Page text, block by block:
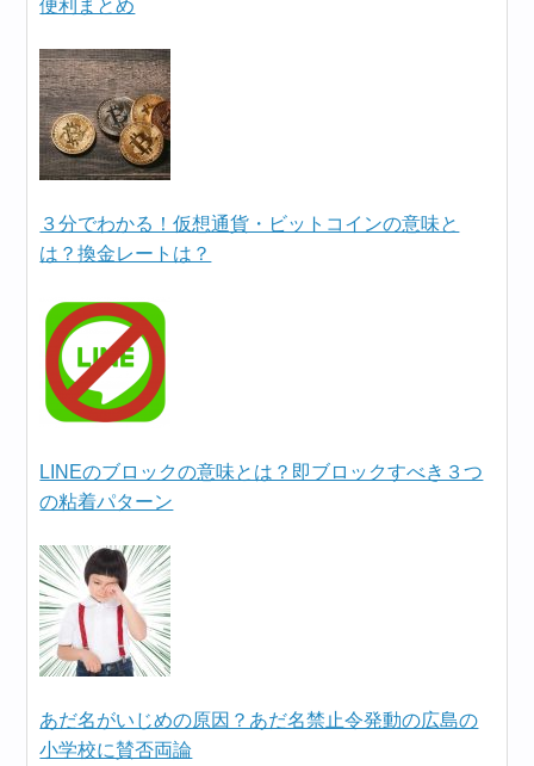
便利まとめ
３分でわかる！仮想通貨・ビットコインの意味と
は？換金レートは？
LINEのブロックの意味とは？即ブロックすべき３つ
の粘着パターン
あだ名がいじめの原因？あだ名禁止令発動の広島の
小学校に賛否両論